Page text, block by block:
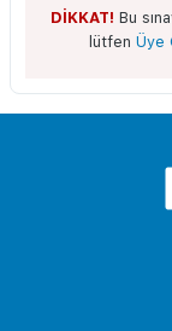
DİKKAT! Bu
lütfen Üye